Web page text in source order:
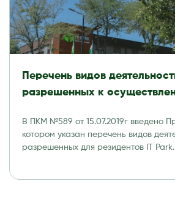
Перечень видов
разрешенных к
программных продуктов и
информационных
В ПКМ №589 от 15.07.2019г введено
котором указан перечень видов
разрешенных для резидентов IT Park.